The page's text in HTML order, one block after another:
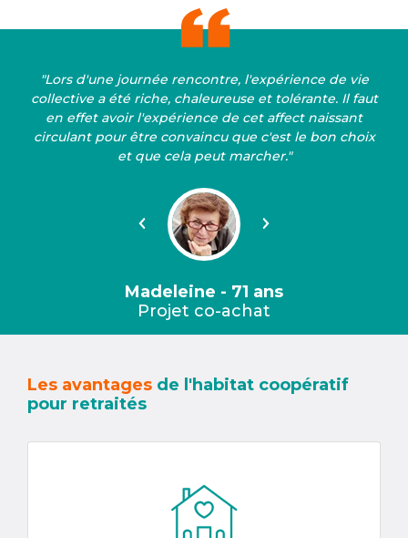
"Lors d'une journée rencontre, l'expérience de vie
collective a été riche, chaleureuse et tolérante. Il faut
en effet avoir l'expérience de cet affect naissant
circulant pour être convaincu que c'est le bon choix
et que cela peut marcher."
Précédent Suivant
Madeleine - 71 ans
Projet co-achat
Les avantages de l'habitat coopératif
pour retraités